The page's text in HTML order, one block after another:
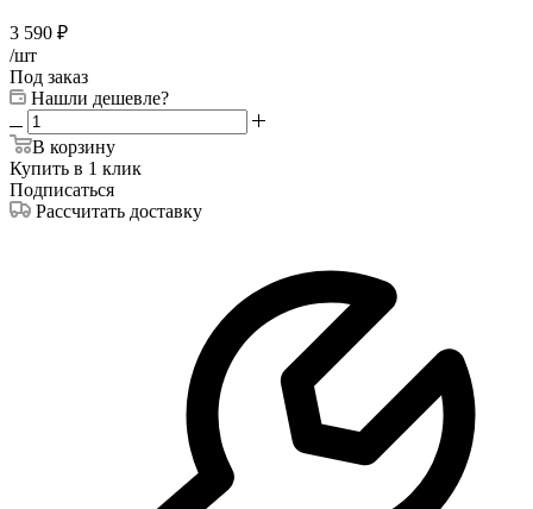
3 590 ₽
/шт
Под заказ
Нашли дешевле?
В корзину
Купить в 1 клик
Подписаться
Рассчитать доставку